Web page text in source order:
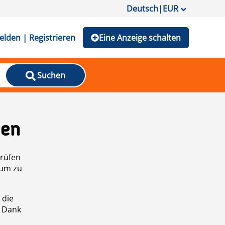
Deutsch|EUR
| Registrieren Eine Anzeige schalten
Suchen
zu
die